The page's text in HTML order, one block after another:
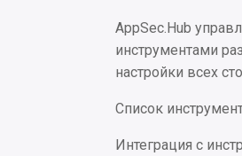
AppSec.Hub
инструментами
настройки всех
Список
Интеграция с